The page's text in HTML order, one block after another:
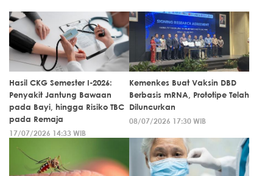
Hasil CKG Semester I-2026:
Penyakit Jantung Bawaan
pada Bayi, hingga Risiko TBC
pada Remaja
17/07/2026 14:33 WIB
Kemenkes Buat Vaksin DBD
Berbasis mRNA, Prototipe Telah
Diluncurkan
08/07/2026 17:30 WIB